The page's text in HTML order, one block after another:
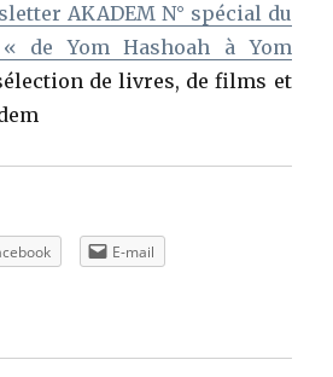
AKADEM N° spécial du
de Yom Hashoah à Yom
de livres, de films et
E-mail